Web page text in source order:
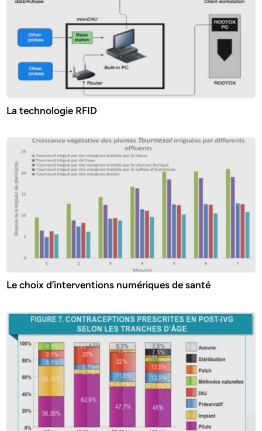
La technologie RFID
Le choix d’interventions numériques de santé